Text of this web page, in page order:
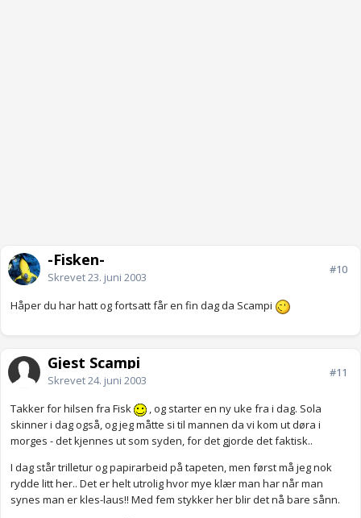
-Fisken-
Skrevet23. juni 2003
#10
Håper du har hatt og fortsatt får en fin dag da Scampi
Gjest Scampi
Skrevet24. juni 2003
#11
Takker for hilsen fra Fisk
, og starter en ny uke fra i dag. Sola
skinner i dag også, og jeg måtte si til mannen da vi kom ut døra i
morges - det kjennes ut som syden, for det gjorde det faktisk..
I dag står trilletur og papirarbeid på tapeten, men først må jeg nok
rydde litt her.. Det er helt utrolig hvor mye klær man har når man
synes man er kles-laus!! Med fem stykker her blir det nå bare sånn.